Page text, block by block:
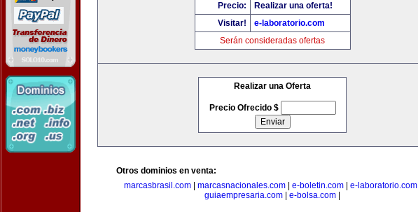
Precio:
Realizar una oferta!
Visitar!
e-laboratorio.com
Serán consideradas ofertas
Realizar una Oferta
Precio Ofrecido $
Otros dominios en venta:
marcasbrasil.com| marcasnacionales.com| e-boletin.com| e-laboratorio.com|
guiaempresaria.com
e-bolsa.com